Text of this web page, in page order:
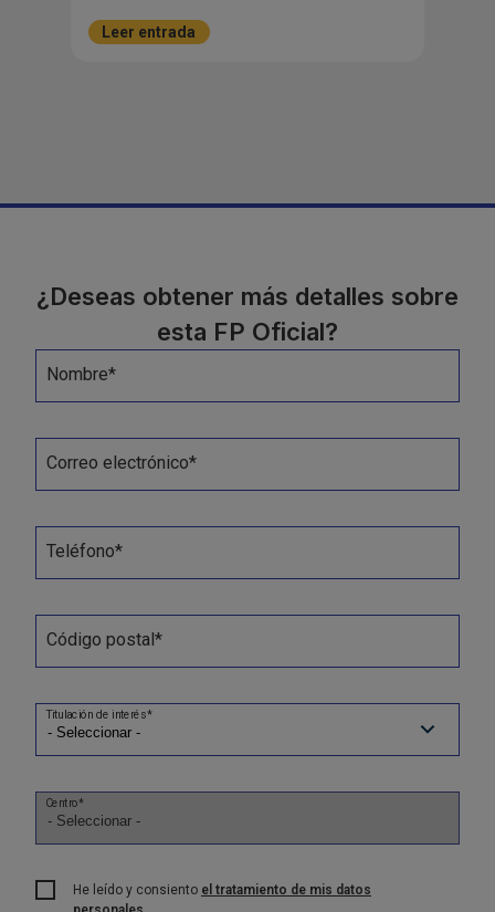
Leer entrada
¿Deseas obtener más detalles sobre
esta FP Oficial?
Nombre*
Correo electrónico*
Teléfono*
Código postal*
Titulación de interés*
Centro*
He leído y consiento el tratamiento de mis datos